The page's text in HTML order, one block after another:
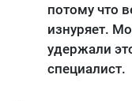
потому что
изнуряет.
удержали
специалист.